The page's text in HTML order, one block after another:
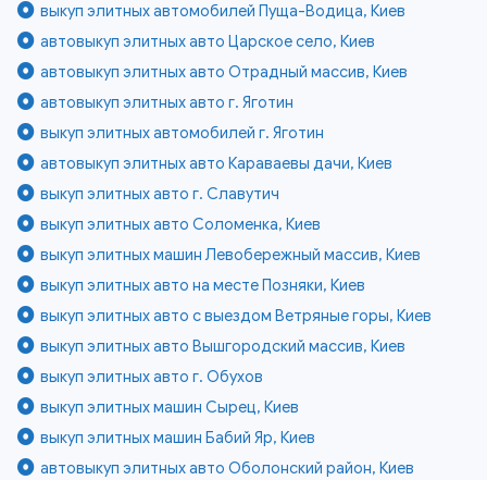
выкуп элитных автомобилей Пуща-Водица, Киев
автовыкуп элитных авто Царское село, Киев
автовыкуп элитных авто Отрадный массив, Киев
автовыкуп элитных авто г. Яготин
выкуп элитных автомобилей г. Яготин
автовыкуп элитных авто Караваевы дачи, Киев
выкуп элитных авто г. Славутич
выкуп элитных авто Соломенка, Киев
выкуп элитных машин Левобережный массив, Киев
выкуп элитных авто на месте Позняки, Киев
выкуп элитных авто с выездом Ветряные горы, Киев
выкуп элитных авто Вышгородский массив, Киев
выкуп элитных авто г. Обухов
выкуп элитных машин Сырец, Киев
выкуп элитных машин Бабий Яр, Киев
автовыкуп элитных авто Оболонский район, Киев